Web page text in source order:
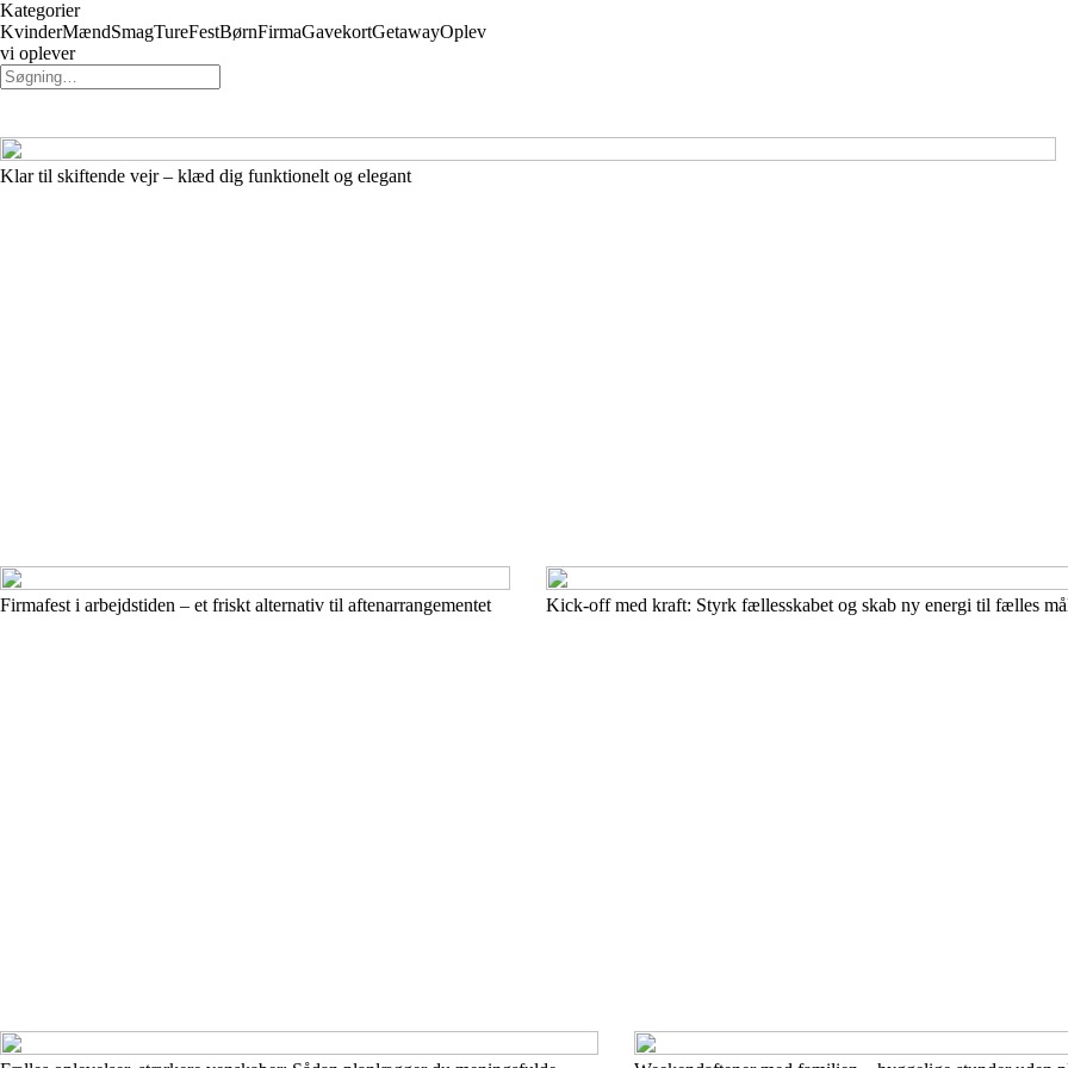
Kategorier
KvinderMændSmagTureFestBørnFirmaGavekortGetawayOplev
vi oplever
Klar til skiftende vejr – klæd dig funktionelt og elegant
Firmafest i arbejdstiden – et friskt alternativ til aftenarrangementet Kick-off med kraft: Styrk fællesskabet og skab ny energi til fælles